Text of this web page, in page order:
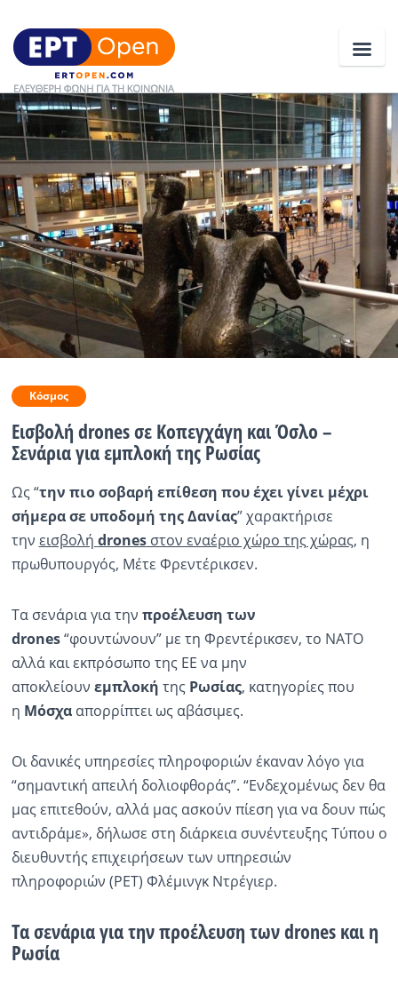
Ειδήσεις
Ελλάδα
Κοινωνία
Πολιτική
Οικονομία
Αθλητικά
Ραδιόφωνο LIVE
Εκπομπές
Πολιτισμός
Κόσμος
Εισβολή drones σε Κοπεγχάγη και Όσλο –
Σενάρια για εμπλοκή της Ρωσίας
Ως “την πιο σοβαρή επίθεση που έχει γίνει μέχρι
σήμερα σε υποδομή της Δανίας” χαρακτήρισε
την εισβολή dronesστον εναέριο χώρο της χώρας, η
πρωθυπουργός, Μέτε Φρεντέρικσεν.
Τα σενάρια για την προέλευση των
drones“φουντώνουν” με τη Φρεντέρικσεν, το ΝΑΤΟ
αλλά και εκπρόσωπο της ΕΕ να μην
αποκλείουν εμπλοκή της Ρωσίας, κατηγορίες που
η Μόσχααπορρίπτει ως αβάσιμες.
Οι δανικές υπηρεσίες πληροφοριών έκαναν λόγο για
“σημαντική απειλή δολιοφθοράς”. “Ενδεχομένως δεν θα
μας επιτεθούν, αλλά μας ασκούν πίεση για να δουν πώς
αντιδράμε», δήλωσε στη διάρκεια συνέντευξης Τύπου ο
διευθυντής επιχειρήσεων των υπηρεσιών
πληροφοριών (PET) Φλέμινγκ Ντρέγιερ.
Τα σενάρια για την προέλευση των drones και η
Ρωσία